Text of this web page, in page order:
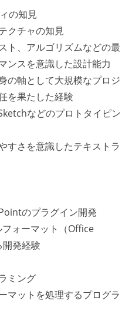
の知見
クチャの知見
ト、アルゴリズムなどの最
ンスを意識した設計能力
の軸として大規模なプロジ
を果たした経験
などのプロトタイピン
すさを意識したテキストラ
のプラグイン開発
ォーマット（Office
発経験
ミング
マットを処理するプログラ